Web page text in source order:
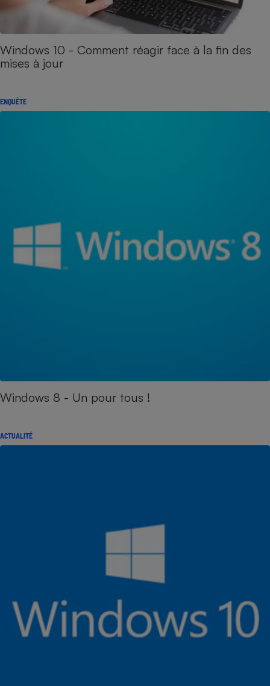
Windows 10 - Comment réagir face à la fin des
mises à jour
ENQUÊTE
Windows 8 - Un pour tous !
ACTUALITÉ